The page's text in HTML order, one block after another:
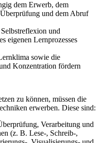
dem Erwerb, dem
und dem Abruf
und
eigenen Lernprozesses
sowie die
Konzentration fördern
zu können, müssen die
erwerben. Diese sind:
Verarbeitung und
(z. B. Lese-, Schreib-,